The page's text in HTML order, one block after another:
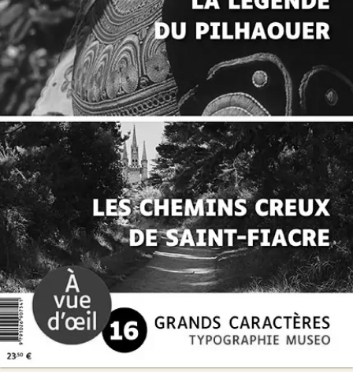
Offre découverte Daniel Cario
Daniel Cario